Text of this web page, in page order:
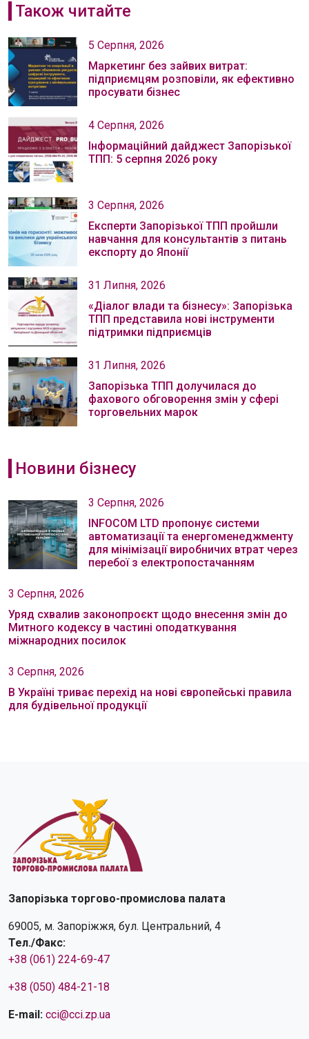
Також читайте
5 Серпня, 2026
Маркетинг без зайвих витрат:
підприємцям розповіли, як ефективно
просувати бізнес
4 Серпня, 2026
Інформаційний дайджест Запорізької
ТПП: 5 серпня 2026 року
3 Серпня, 2026
Експерти Запорізької ТПП пройшли
навчання для консультантів з питань
експорту до Японії
31 Липня, 2026
«Діалог влади та бізнесу»: Запорізька
ТПП представила нові інструменти
підтримки підприємців
31 Липня, 2026
Запорізька ТПП долучилася до
фахового обговорення змін у сфері
торговельних марок
Новини бізнесу
3 Серпня, 2026
INFOCOM LTD пропонує системи
автоматизації та енергоменеджменту
для мінімізації виробничих втрат через
перебої з електропостачанням
3 Серпня, 2026
Уряд схвалив законопроєкт щодо внесення змін до
Митного кодексу в частині оподаткування
міжнародних посилок
3 Серпня, 2026
В Україні триває перехід на нові європейські правила
для будівельної продукції
Запорізька торгово-промислова палата
69005, м. Запоріжжя, бул. Центральний, 4
Тел./Факс:
+38 (061) 224-69-47
+38 (050) 484-21-18
E-mail: cci@cci.zp.ua